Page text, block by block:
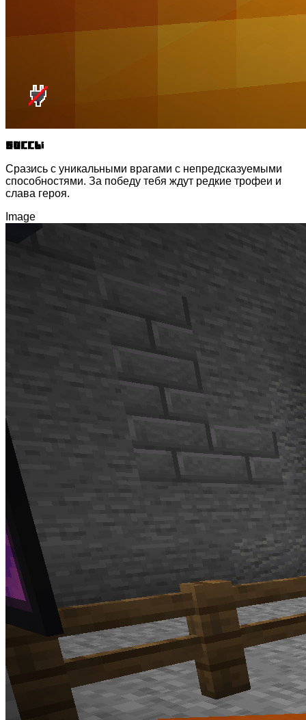
Боссы
Сразись с уникальными врагами с непредсказуемыми
способностями. За победу тебя ждут редкие трофеи и
слава героя.
Image